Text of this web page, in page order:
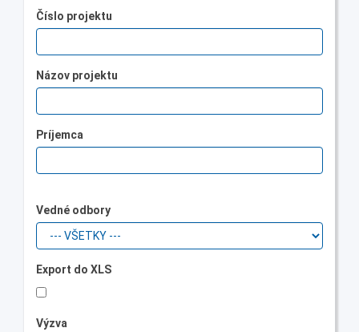
Číslo projektu
Názov projektu
Príjemca
Vedné odbory
Export do XLS
Výzva